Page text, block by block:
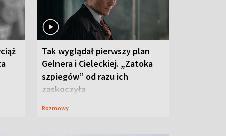
Tak wyglądał pierwszy plan
Gelnera i Cieleckiej. „Zatoka
szpiegów” od razu ich
zaskoczyła
Rozmowy